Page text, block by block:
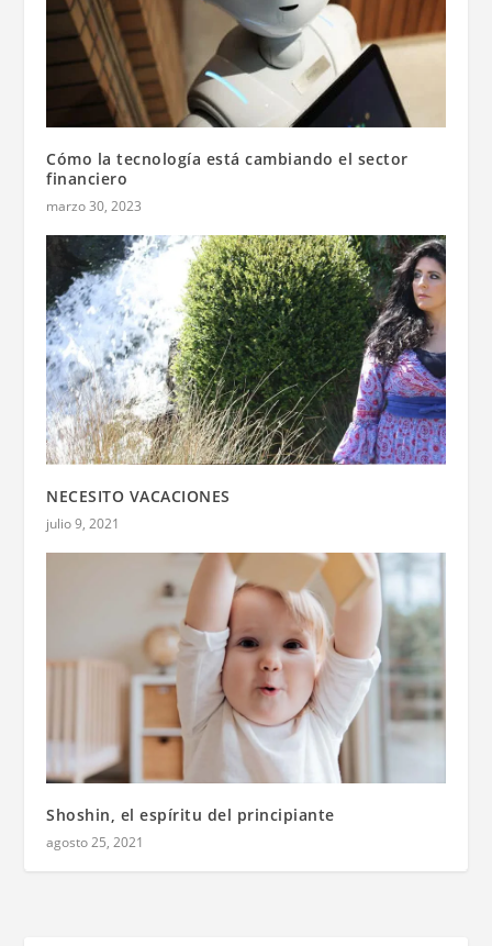
Cómo la tecnología está cambiando el sector
financiero
marzo 30, 2023
NECESITO VACACIONES
julio 9, 2021
Shoshin, el espíritu del principiante
agosto 25, 2021